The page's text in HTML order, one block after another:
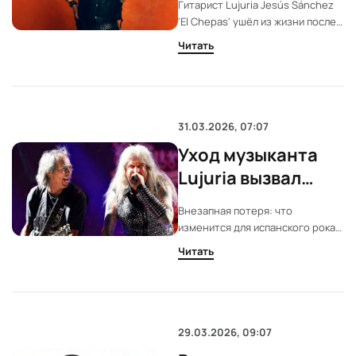
Гитарист Lujuria Jesús Sánchez
'El Chepas' ушёл из жизни после
долгой болезни. Испанская
сцена потеряла знаковую
творчество повлияло на
Испании.
Читать
31.03.2026, 07:07
Уход музыканта
Lujuria вызвал
волну обсуждений
Внезапная потеря: что
изменится для испанского рока
после смерти Chepas. Испанская
рок-сцена столкнулась с
событий и их последствия для
Читать
29.03.2026, 09:07